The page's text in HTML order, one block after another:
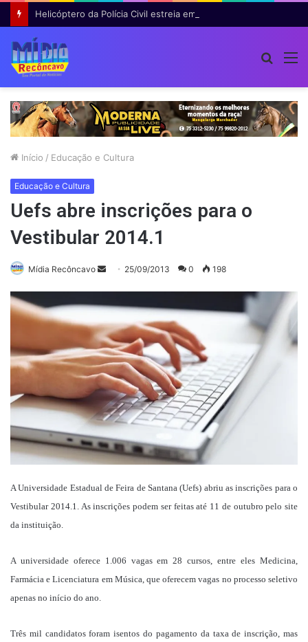
Início / Educação e Cultura
Educação e Cultura
Uefs abre inscrições para o
Vestibular 2014.1
Mídia Recôncavo
Mande25/09/2013 0 198
A Universidade Estadual de Feira de Santana (Uefs) abriu as inscrições para o
Vestibular 2014.1. As inscrições podem ser feitas até 11 de outubro pelo site
da instituição.
A universidade oferece 1.006 vagas em 28 cursos, entre eles Medicina,
Farmácia e Licenciatura em Música, que oferecem vagas no processo seletivo
apenas no início do ano.
Três mil candidatos foram isentos do pagamento da taxa de inscrição, mas